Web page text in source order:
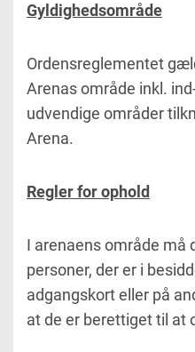
Gyldighedsområde
Ordensreglementet
Arenas område inkl.
udvendige områder
Arena.
Regler for ophold
I arenaens område må
personer, der er i
adgangskort eller på
at de er berettiget til at